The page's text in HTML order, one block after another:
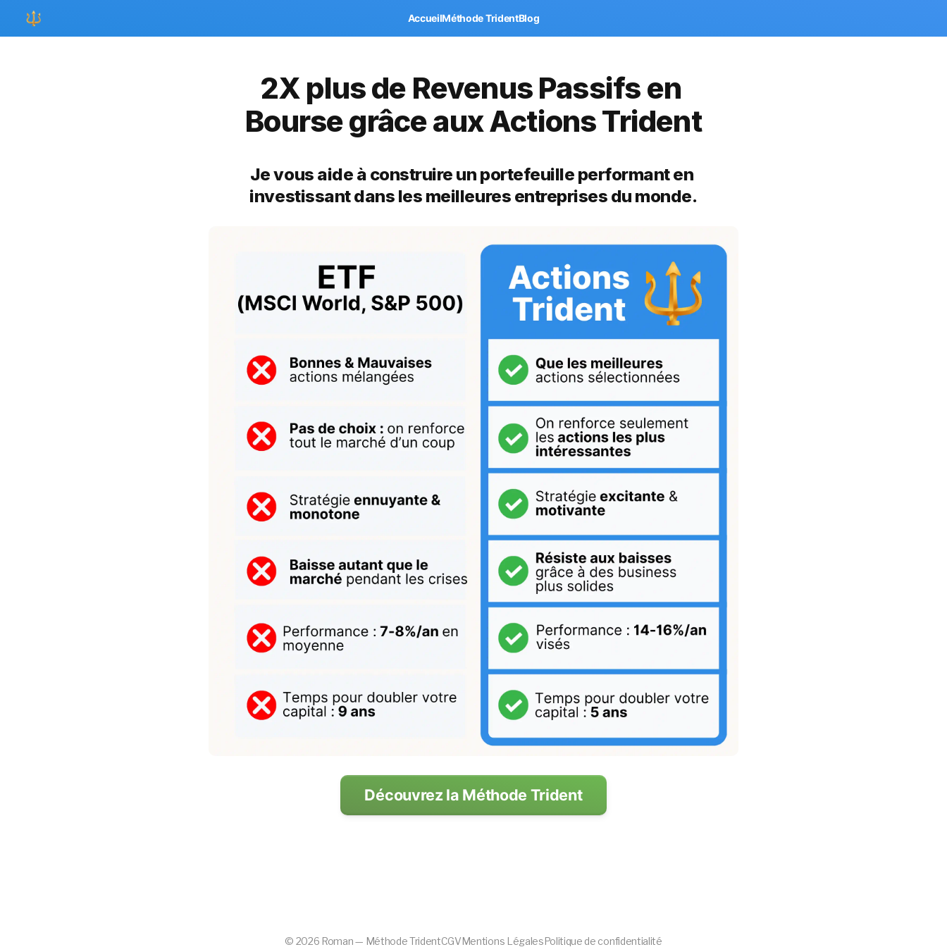
AccueilMéthode TridentBlog
2X plus de Revenus Passifs en
Bourse grâce aux Actions Trident
Je vous aide à construire un portefeuille performant en
investissant dans les meilleures entreprises du monde.
Découvrez la Méthode Trident
© 2026 Roman — Méthode TridentCGVMentions LégalesPolitique de confidentialité